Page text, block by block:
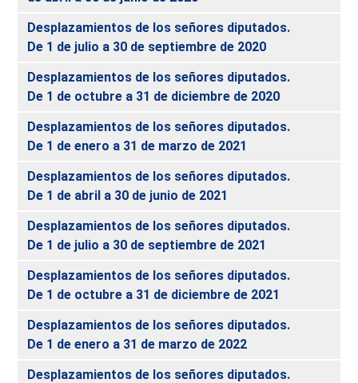
Desplazamientos de los señores diputados.
De 1 de julio a 30 de septiembre de 2020
Desplazamientos de los señores diputados.
De 1 de octubre a 31 de diciembre de 2020
Desplazamientos de los señores diputados.
De 1 de enero a 31 de marzo de 2021
Desplazamientos de los señores diputados.
De 1 de abril a 30 de junio de 2021
Desplazamientos de los señores diputados.
De 1 de julio a 30 de septiembre de 2021
Desplazamientos de los señores diputados.
De 1 de octubre a 31 de diciembre de 2021
Desplazamientos de los señores diputados.
De 1 de enero a 31 de marzo de 2022
Desplazamientos de los señores diputados.